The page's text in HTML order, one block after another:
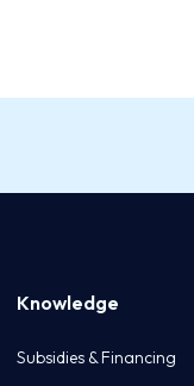
Knowledge
Subsidies & Financing